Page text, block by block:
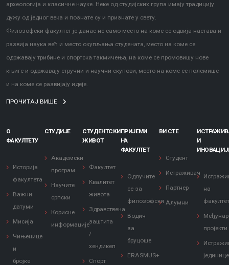
археологија и класичне науке. Неке од студијских група имају традицију
дужу од једног века и познате су и признате у свету.
Филозофски факултет је данас не само место на коме се одвија настава и
развија наука већ и место окупљања студената, место на коме се
одржавају трибине и спортска такмичења, на коме се промовишу нове
књиге и одржавају стручни и научни скупови, место на коме се полемише
и на коме се развијају идеје.
ПРОЧИТАЈ ВИШЕ
О
ФАКУЛТЕТУ
Историја
факултета
Важни
датуми
Мисија
Чињенице
и
бројке
СТУДИЈЕ
Академски
програм
Научите
српски
Корисне
информације
СТУДЕНТСКИ
ЖИВОТ
Факултет
Квалитет
живота
Здравствена
заштита
/
хендикеп
Спорт
ПРИЈЕМИ
НА
ФАКУЛТЕТ
Одлучите
се за
филозофски
Водич
за
бруцоше
ERASMUS+
ВИ СТЕ
Студент
Истраживач
Партнер
Алумни
И
на
пројекти
јединице